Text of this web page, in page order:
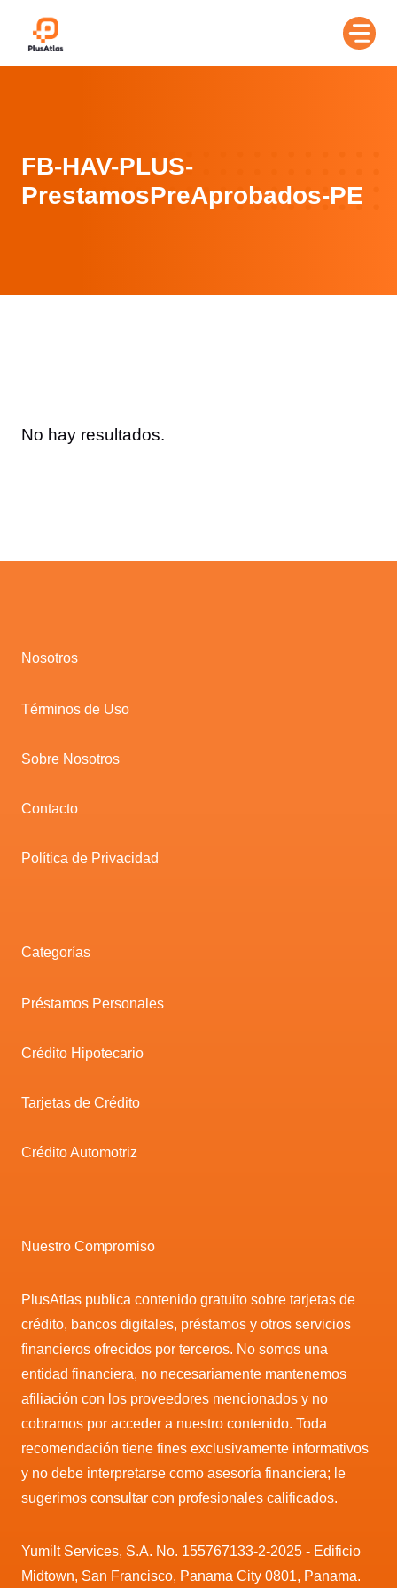
FB-HAV-PLUS-
PrestamosPreAprobados-PE
No hay resultados.
Nosotros
Términos de Uso
Sobre Nosotros
Contacto
Política de Privacidad
Categorías
Préstamos Personales
Crédito Hipotecario
Tarjetas de Crédito
Crédito Automotriz
Nuestro Compromiso
PlusAtlas publica contenido gratuito sobre tarjetas de
crédito, bancos digitales, préstamos y otros servicios
financieros ofrecidos por terceros. No somos una
entidad financiera, no necesariamente mantenemos
afiliación con los proveedores mencionados y no
cobramos por acceder a nuestro contenido. Toda
recomendación tiene fines exclusivamente informativos
y no debe interpretarse como asesoría financiera; le
sugerimos consultar con profesionales calificados.
Yumilt Services, S.A. No. 155767133-2-2025 - Edificio
Midtown, San Francisco, Panama City 0801, Panama.